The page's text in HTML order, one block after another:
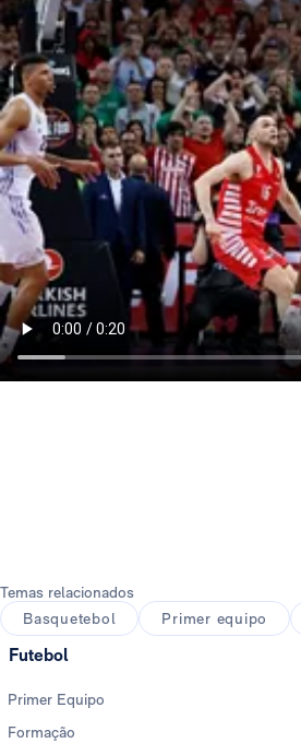
Temas relacionados
Basquetebol
Primer equipo
Futebol
Primer Equipo
Formação